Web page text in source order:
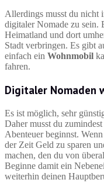
Allerdings musst du nicht
digitaler Nomade zu sein.
Heimatland und dort
Stadt verbringen. Es gibt
einfach ein Wohnmobil
fahren.
Digitaler Nomaden
Es ist möglich, sehr
Daher musst du
Abenteuer beginnst.
der Zeit Geld zu sparen
machen, den du von
Beginne damit ein
weiterhin deinen